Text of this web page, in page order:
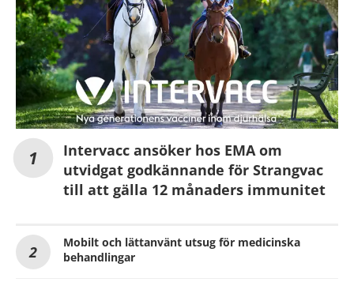
Intervacc ansöker hos EMA om
utvidgat godkännande för Strangvac
till att gälla 12 månaders immunitet
Mobilt och lättanvänt utsug för medicinska
behandlingar